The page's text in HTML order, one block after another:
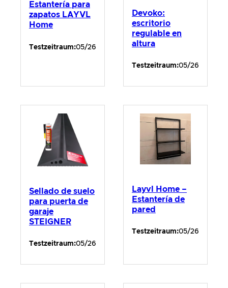
Estantería para
zapatos LAYVL
Home
Testzeitraum:05/26
Devoko:
escritorio
regulable en
altura
Testzeitraum:05/26
Sellado de suelo
para puerta de
garaje
STEIGNER
Testzeitraum:05/26
Layvl Home –
Estantería de
pared
Testzeitraum:05/26